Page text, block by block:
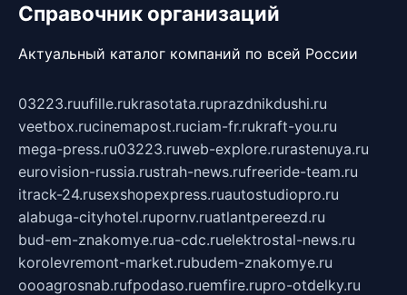
Справочник организаций
Актуальный каталог компаний по всей России
03223.ruufille.rukrasotata.ruprazdnikdushi.ru
veetbox.rucinemapost.ruciam-fr.rukraft-you.ru
mega-press.ru03223.ruweb-explore.rurastenuya.ru
eurovision-russia.rustrah-news.rufreeride-team.ru
itrack-24.rusexshopexpress.ruautostudiopro.ru
alabuga-cityhotel.rupornv.ruatlantpereezd.ru
bud-em-znakomye.rua-cdc.ruelektrostal-news.ru
korolevremont-market.rubudem-znakomye.ru
oooagrosnab.rufpodaso.ruemfire.rupro-otdelky.ru